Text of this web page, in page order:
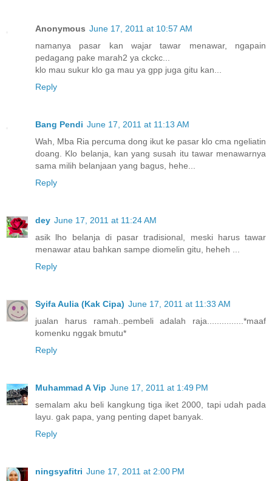
Anonymous June 17, 2011 at 10:57 AM
namanya pasar kan wajar tawar menawar, ngapain
pedagang pake marah2 ya ckckc...
klo mau sukur klo ga mau ya gpp juga gitu kan...
Reply
Bang Pendi June 17, 2011 at 11:13 AM
Wah, Mba Ria percuma dong ikut ke pasar klo cma ngeliatin
doang. Klo belanja, kan yang susah itu tawar menawarnya
sama milih belanjaan yang bagus, hehe...
Reply
dey June 17, 2011 at 11:24 AM
asik lho belanja di pasar tradisional, meski harus tawar
menawar atau bahkan sampe diomelin gitu, heheh ...
Reply
Syifa Aulia (Kak Cipa) June 17, 2011 at 11:33 AM
jualan harus ramah..pembeli adalah raja...............*maaf
komenku nggak bmutu*
Reply
Muhammad A Vip June 17, 2011 at 1:49 PM
semalam aku beli kangkung tiga iket 2000, tapi udah pada
layu. gak papa, yang penting dapet banyak.
Reply
ningsyafitri June 17, 2011 at 2:00 PM